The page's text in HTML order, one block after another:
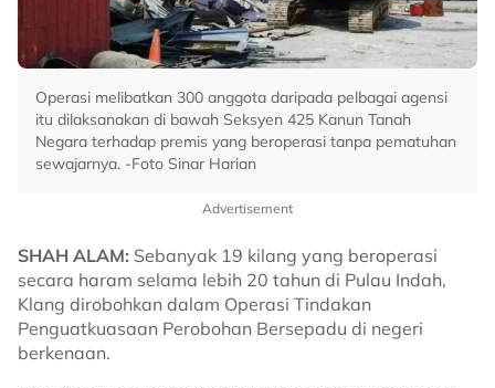
Operasi melibatkan 300 anggota daripada pelbagai agensi
itu dilaksanakan di bawah Seksyen 425 Kanun Tanah
Negara terhadap premis yang beroperasi tanpa pematuhan
sewajarnya. -Foto Sinar Harian
Advertisement
SHAH ALAM: Sebanyak 19 kilang yang beroperasi
secara haram selama lebih 20 tahun di Pulau Indah,
Klang dirobohkan dalam Operasi Tindakan
Penguatkuasaan Perobohan Bersepadu di negeri
berkenaan.